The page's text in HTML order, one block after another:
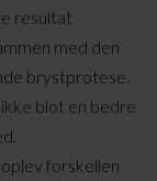
resultat
med den
brystprotese.
blot en bedre
forskellen